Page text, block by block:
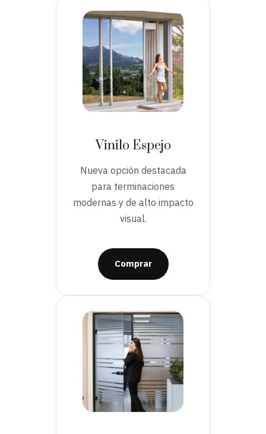
Vinilo Espejo
Nueva opción destacada
para terminaciones
modernas y de alto impacto
visual.
Comprar